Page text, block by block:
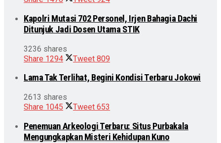
Kapolri Mutasi 702 Personel, Irjen Bahagia Dachi
Ditunjuk Jadi Dosen Utama STIK
3236 shares
Share 1294 Tweet 809
Lama Tak Terlihat, Begini Kondisi Terbaru Jokowi
2613 shares
Share 1045 Tweet 653
Penemuan Arkeologi Terbaru: Situs Purbakala
Mengungkapkan Misteri Kehidupan Kuno